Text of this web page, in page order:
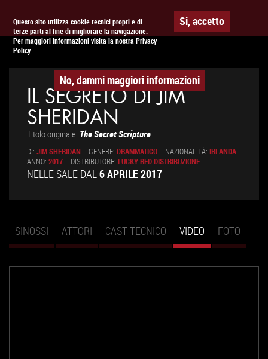
Questo sito utilizza cookie tecnici propri e di
terze parti al fine di migliorare la navigazione.
Per maggiori informazioni visita la nostra Privacy
Policy.
Si, accetto
No, dammi maggiori informazioni
APPUNTAMENTO AL CINEMA
IL SEGRETO DI JIM
SHERIDAN
Titolo originale: The Secret Scripture
DI: JIM SHERIDAN GENERE: DRAMMATICO NAZIONALITÀ: IRLANDA
ANNO: 2017 DISTRIBUTORE: LUCKY RED DISTRIBUZIONE
NELLE SALE DAL6 APRILE 2017
Schede primarie
SINOSSI ATTORI CAST TECNICO VIDEO (SCHEDA
ATTIVA)
FOTO